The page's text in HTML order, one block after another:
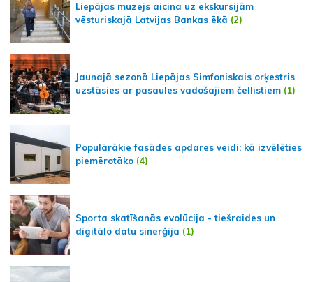
Liepājas muzejs aicina uz ekskursijām
vēsturiskajā Latvijas Bankas ēkā (2)
Jaunajā sezonā Liepājas Simfoniskais orķestris
uzstāsies ar pasaules vadošajiem čellistiem (1)
Populārākie fasādes apdares veidi: kā izvēlēties
piemērotāko (4)
Sporta skatīšanās evolūcija - tiešraides un
digitālo datu sinerģija (1)